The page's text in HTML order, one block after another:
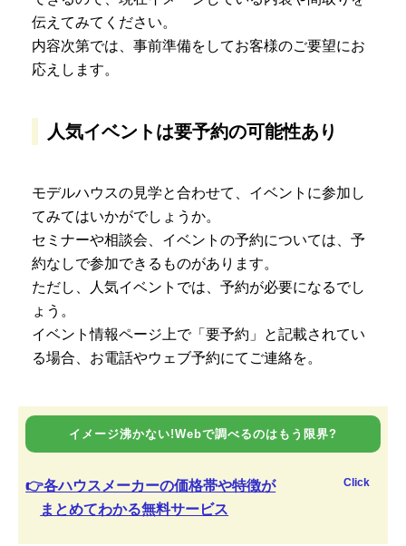
伝えてみてください。
内容次第では、事前準備をしてお客様のご要望にお
応えします。
人気イベントは要予約の可能性あり
モデルハウスの見学と合わせて、イベントに参加し
てみてはいかがでしょうか。
セミナーや相談会、イベントの予約については、予
約なしで参加できるものがあります。
ただし、人気イベントでは、予約が必要になるでし
ょう。
イベント情報ページ上で「要予約」と記載されてい
る場合、お電話やウェブ予約にてご連絡を。
イメージ沸かない!Webで調べるのはもう限界?
👉各ハウスメーカーの価格帯や特徴が
まとめてわかる無料サービス
Click